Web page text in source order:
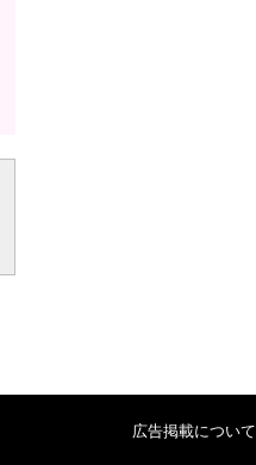
広告掲載について